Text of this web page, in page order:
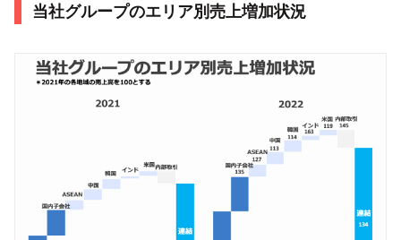
当社グループのエリア別売上増加状況